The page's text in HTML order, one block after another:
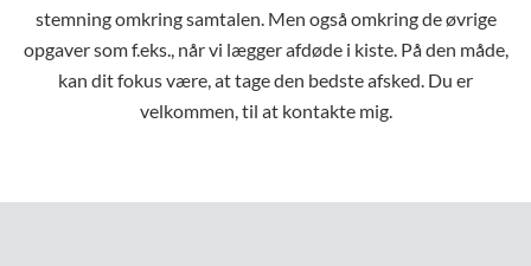
stemning omkring samtalen. Men også omkring de øvrige
opgaver som f.eks., når vi lægger afdøde i kiste. Påden måde,
kan dit fokus være, at tage den bedste afsked. Du er
velkommen, til at kontakte mig.